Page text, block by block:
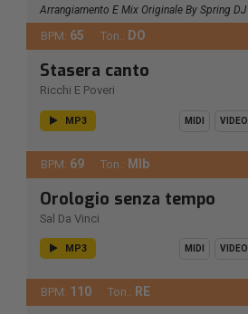
Arrangiamento E Mix Originale By Spring DJ
BPM: 65 Ton.: DO
Stasera canto
Ricchi E Poveri
MP3 MIDI VIDEO
BPM: 69 Ton.: MIb
Orologio senza tempo
Sal Da Vinci
MP3 MIDI VIDEO
BPM: 110 Ton.: RE